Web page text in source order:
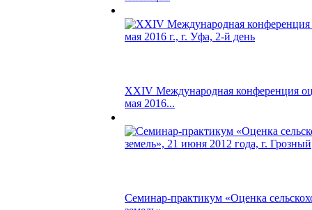
XXIV Международная конференция
мая 2016...
Семинар-практикум «Оценка